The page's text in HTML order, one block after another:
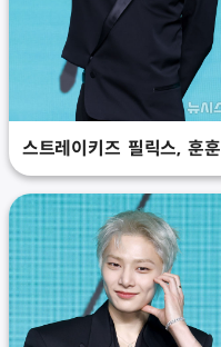
스트레이키즈 필릭스, 훈훈